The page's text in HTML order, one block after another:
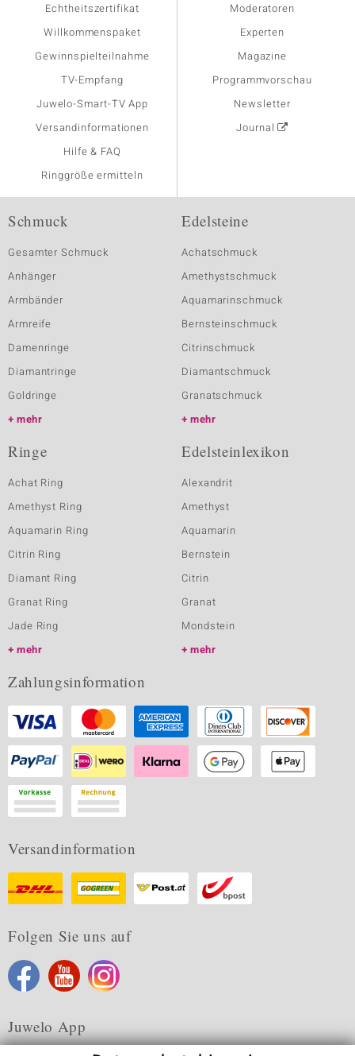
Echtheitszertifikat
Willkommenspaket
Gewinnspielteilnahme
TV-Empfang
Juwelo-Smart-TV App
Versandinformationen
Hilfe & FAQ
Ringgröße ermitteln
Moderatoren
Experten
Magazine
Programmvorschau
Newsletter
Journal
Schmuck
Gesamter Schmuck
Anhänger
Armbänder
Armreife
Damenringe
Diamantringe
Goldringe
mehr
Edelsteine
Achatschmuck
Amethystschmuck
Aquamarinschmuck
Bernsteinschmuck
Citrinschmuck
Diamantschmuck
Granatschmuck
mehr
Ringe
Achat Ring
Amethyst Ring
Aquamarin Ring
Citrin Ring
Diamant Ring
Granat Ring
Jade Ring
mehr
Edelsteinlexikon
Alexandrit
Amethyst
Aquamarin
Bernstein
Citrin
Granat
Mondstein
mehr
Zahlungsinformation
Versandinformation
Folgen Sie uns auf
Juwelo App